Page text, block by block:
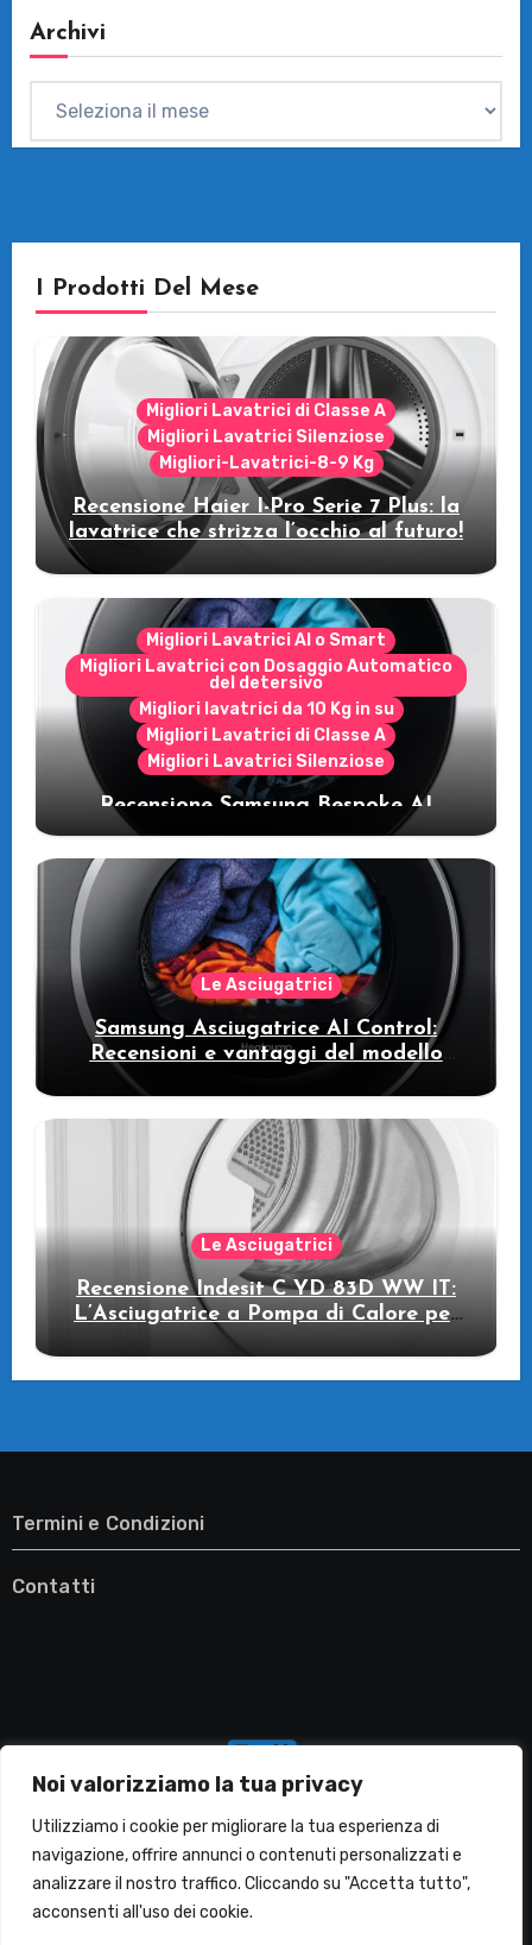
Noi valorizziamo la tua privacy
Utilizziamo i cookie per migliorare la tua esperienza di
navigazione, offrire annunci o contenuti personalizzati e
analizzare il nostro traffico. Cliccando su "Accetta tutto",
acconsenti all'uso dei cookie.
Archivi
I Prodotti Del Mese
Migliori Lavatrici di Classe A
Migliori Lavatrici Silenziose
Migliori-Lavatrici-8-9 Kg
Recensione Haier I-Pro Serie 7 Plus: la
lavatrice che strizza l’occhio al futuro!
Migliori Lavatrici AI o Smart
Migliori Lavatrici con Dosaggio Automatico
del detersivo
Migliori lavatrici da 10 Kg in su
Migliori Lavatrici di Classe A
Migliori Lavatrici Silenziose
Recensione Samsung Bespoke AI
WW11DB7B94GE/U3: la lavatrice
intelligente che fa risparmiare
Le Asciugatrici
Samsung Asciugatrice AI Control:
Recensioni e vantaggi del modello
Le Asciugatrici
Recensione Indesit C YD 83D WW IT:
L’Asciugatrice a Pompa di Calore per
il Tuo Benessere
Termini e Condizioni
Contatti
Migliori Lavatrici